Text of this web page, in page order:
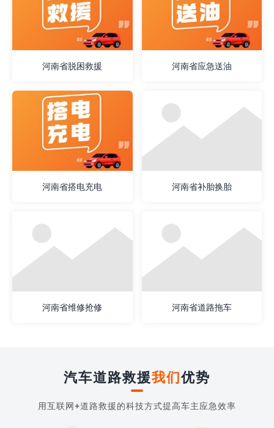
河南省脱困救援 河南省应急送油
河南省搭电充电 河南省补胎换胎
河南省维修抢修 河南省道路拖车
汽车道路救援我们优势
用互联网+道路救援的科技方式提高车主应急效率